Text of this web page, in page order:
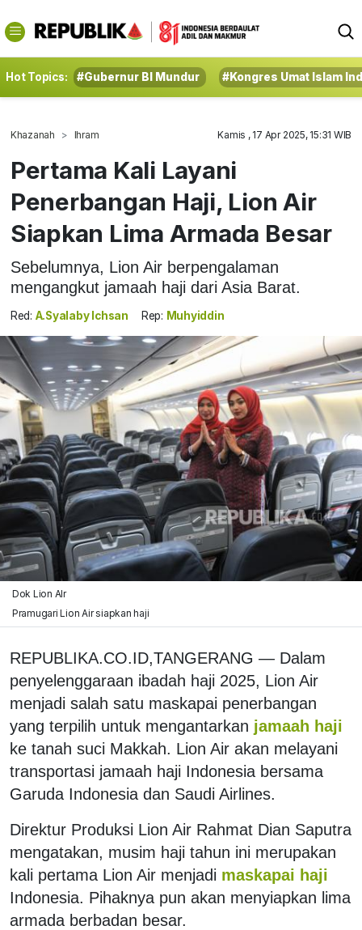
Hot Topics: #Gubernur BI Mundur #Kongres Umat Islam
Khazanah Ihram Kamis , 17 Apr 2025, 15:31 WIB
Pertama Kali Layani
Penerbangan Haji, Lion Air
Siapkan Lima Armada Besar
Sebelumnya, Lion Air berpengalaman
mengangkut jamaah haji dari Asia Barat.
Red: A.Syalaby Ichsan Rep: Muhyiddin
Dok Lion AIr
Pramugari Lion Air siapkan haji
REPUBLIKA.CO.ID,TANGERANG — Dalam
penyelenggaraan ibadah haji 2025, Lion Air
menjadi salah satu maskapai penerbangan
yang terpilih untuk mengantarkan jamaah haji
ke tanah suci Makkah. Lion Air akan melayani
transportasi jamaah haji Indonesia bersama
Garuda Indonesia dan Saudi Airlines.
Direktur Produksi Lion Air Rahmat Dian Saputra
mengatakan, musim haji tahun ini merupakan
kali pertama Lion Air menjadi maskapai haji
Indonesia. Pihaknya pun akan menyiapkan lima
armada berbadan besar.